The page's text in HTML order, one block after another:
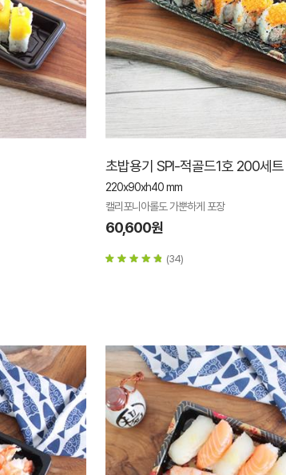
초밥용기 SPI-적골드1호 200세트
220x90xh40 mm
캘리포니아롤도 가뿐하게 포장
60,600원
(34)